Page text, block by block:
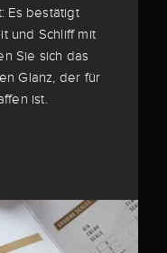
Es bestätigt
und Schliff mit
Sie sich das
Glanz, der für
ist.